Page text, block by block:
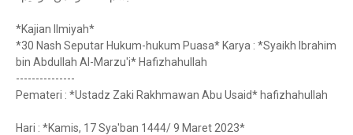
*Kajian Ilmiyah*
*30 Nash Seputar Hukum-hukum Puasa* Karya : *Syaikh Ibrahim
bin Abdullah Al-Marzu'i* Hafizhahullah
---------------
Pemateri : *Ustadz Zaki Rakhmawan Abu Usaid* hafizhahullah
Hari : *Kamis, 17 Sya'ban 1444/ 9 Maret 2023*